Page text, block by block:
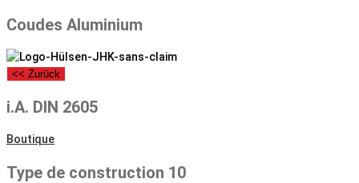
Coudes Aluminium
<< Zurück
i.A. DIN 2605
Boutique
Type de construction 10